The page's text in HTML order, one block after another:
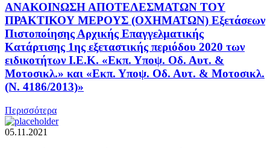
ΑΝΑΚΟΙΝΩΣΗ ΑΠΟΤΕΛΕΣΜΑΤΩΝ TOY
ΠΡΑΚΤΙΚΟΥ ΜΕΡΟΥΣ (ΟΧΗΜΑΤΩΝ) Εξετάσεων
Πιστοποίησης Αρχικής Επαγγελματικής
Κατάρτισης 1ης εξεταστικής περιόδου 2020 των
ειδικοτήτων Ι.Ε.Κ. «Εκπ. Υποψ. Οδ. Αυτ. &
Μοτοσικλ.» και «Εκπ. Υποψ. Οδ. Αυτ. & Μοτοσικλ.
(Ν. 4186/2013)»
Περισσότερα
05.11.2021